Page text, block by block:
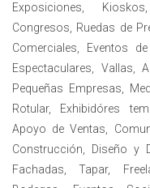
Exposiciones,
Congresos, Ruedas de
Comerciales, Eventos
Espectaculares, Vallas,
Pequeñas Empresas,
Rotular, Exhibidóres
Apoyo de Ventas,
Construcción, Diseño y
Fachadas, Tapar,